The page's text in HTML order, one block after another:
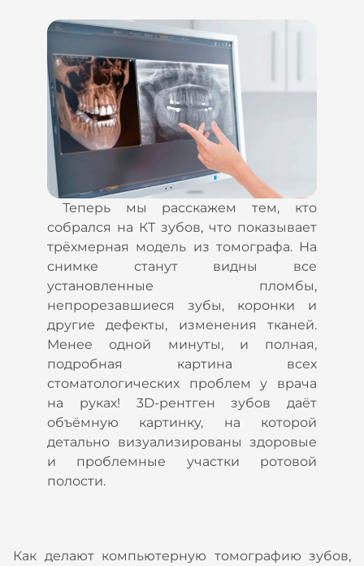
Теперь мы расскажем тем, кто
собрался на КТ зубов, что показывает
трёхмерная модель из томографа. На
снимке станут видны все
установленные пломбы,
непрорезавшиеся зубы, коронки и
другие дефекты, изменения тканей.
Менее одной минуты, и полная,
подробная картина всех
стоматологических проблем у врача
на руках! 3D-рентген зубов даёт
объёмную картинку, на которой
детально визуализированы здоровые
и проблемные участки ротовой
полости.
Как делают компьютерную томографию зубов,